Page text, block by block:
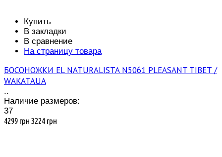
Купить
В закладки
В сравнение
На страницу товара
БОСОНОЖКИ EL NATURALISTA N5061 PLEASANT TIBET /
WAKATAUA
..
Наличие размеров:
37
4299 грн 3224 грн